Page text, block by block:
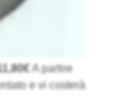
11,80€ A partire
e vi costerà